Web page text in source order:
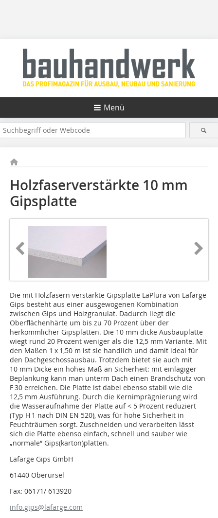
Menü
Holzfaserverstärkte 10 mm
Gipsplatte
Die mit Holzfasern verstärkte Gipsplatte LaPlura von Lafarge
Gips besteht aus einer ausgewogenen Kombination
zwischen Gips und Holzgranulat. Dadurch liegt die
Oberflächenhärte um bis zu 70 Prozent über der
herkömmlicher Gipsplatten. Die 10 mm dicke Ausbauplatte
wiegt rund 20 Prozent weniger als die 12,5 mm Variante. Mit
den Maßen 1 x 1,50 m ist sie handlich und damit ideal für
den Dachgeschossausbau. Trotzdem bietet sie auch mit
10 mm Dicke ein hohes Maß an Sicherheit: mit einlagiger
Beplankung kann man unterm Dach einen Brandschutz von
F 30 erreichen. Die Platte ist dabei ebenso stabil wie die
12,5 mm Ausführung. Durch die Kernimprägnierung wird
die Wasseraufnahme der Platte auf < 5 Prozent reduziert
(Typ H 1 nach DIN EN 520), was für hohe Sicherheit in
Feuchträumen sorgt. Zuschneiden und verarbeiten lässt
sich die Platte ebenso einfach, schnell und sauber wie
„normale“ Gips(karton)platten.
Lafarge Gips GmbH
61440 Oberursel
Fax: 06171/ 613920
info.gips@lafarge.com